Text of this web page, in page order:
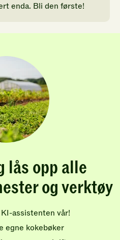
enda. Bli den første!
lås opp alle
og verktøy
assistenten vår!
egne kokebøker